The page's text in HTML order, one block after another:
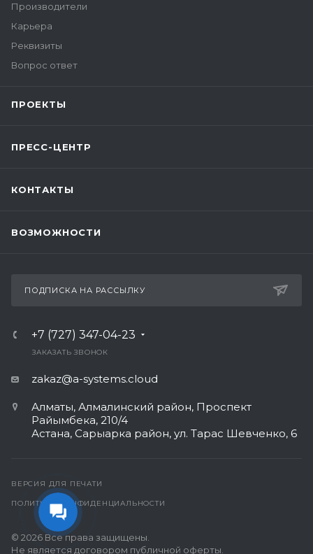
Производители
Карьера
Реквизиты
Вопрос ответ
ПРОЕКТЫ
ПРЕСС-ЦЕНТР
КОНТАКТЫ
ВОЗМОЖНОСТИ
ПОДПИСКА НА РАССЫЛКУ
+7 (727) 347-04-23
ЗАКАЗАТЬ ЗВОНОК
zakaz@a-systems.cloud
Алматы, ​Алмалинский район, Проспект
Райымбека, 210/4
Астана, Сарыарка район, ул. Тарас Шевченко, 6​
ВЕРСИЯ ДЛЯ ПЕЧАТИ
ПОЛИТИКА КОНФИДЕНЦИАЛЬНОСТИ
© 2026 Все права защищены.
Не является договором публичной оферты.